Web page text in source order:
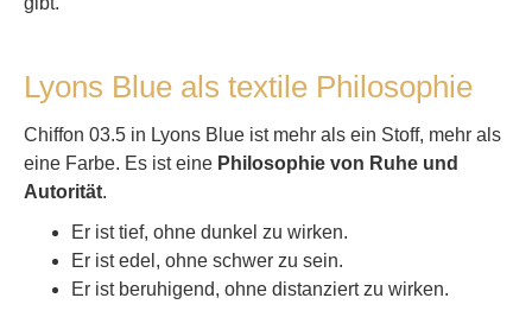
Lyons Blue als textile Philosophie
Chiffon 03.5 in Lyons Blue ist mehr als ein Stoff, mehr als
eine Farbe. Es ist eine Philosophie von Ruhe und
Autorität.
Er ist tief, ohne dunkel zu wirken.
Er ist edel, ohne schwer zu sein.
Er ist beruhigend, ohne distanziert zu wirken.